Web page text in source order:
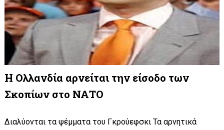
Η Ολλανδία αρνείται την είσοδο των
Σκοπίων στο ΝΑΤΟ
Διαλύονται τα ψέμματα του Γκρούεφσκι Τα αρνητικά